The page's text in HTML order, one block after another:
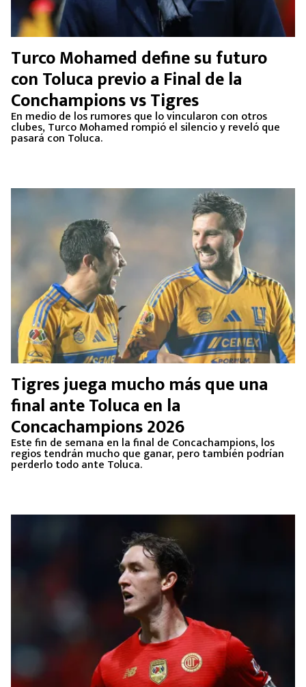
Turco Mohamed define su futuro
con Toluca previo a Final de la
Conchampions vs Tigres
En medio de los rumores que lo vincularon con otros
clubes, Turco Mohamed rompió el silencio y reveló que
pasará con Toluca.
Tigres juega mucho más que una
final ante Toluca en la
Concachampions 2026
Este fin de semana en la final de Concachampions, los
regios tendrán mucho que ganar, pero también podrían
perderlo todo ante Toluca.